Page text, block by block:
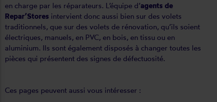
en charge par les réparateurs. L’équipe d’agents de
Repar’Stores intervient donc aussi bien sur des volets
traditionnels, que sur des volets de rénovation, qu’ils soient
électriques, manuels, en PVC, en bois, en tissu ou en
aluminium. Ils sont également disposés à changer toutes les
pièces qui présentent des signes de défectuosité.
Ces pages peuvent aussi vous intéresser :